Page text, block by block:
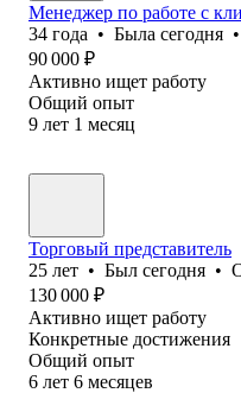
Менеджер по работе с
34 года • Была сегодня •
90 000 ₽
Активно ищет работу
Общий опыт
9 лет 1 месяц
Торговый представитель
25 лет • Был сегодня •
130 000 ₽
Активно ищет работу
Конкретные достижения
Общий опыт
6 лет 6 месяцев